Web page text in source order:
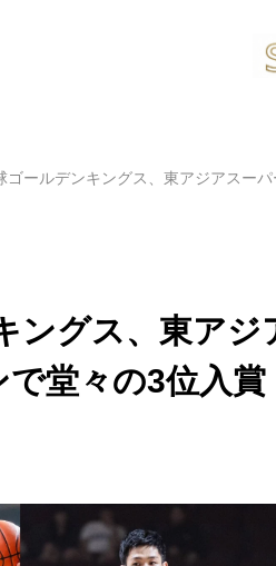
ゴールデンキングス、東アジアスー
ングス、東アジ
堂々の3位入賞